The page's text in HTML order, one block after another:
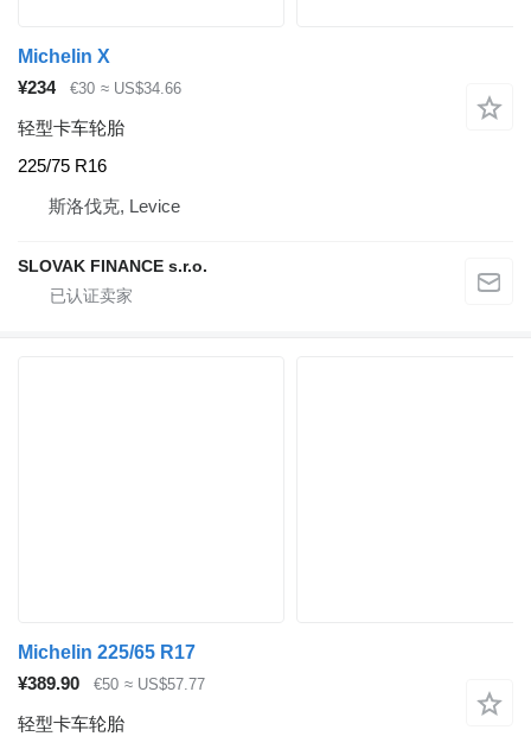
Michelin X
¥234
€30 ≈ US$34.66
轻型卡车轮胎
225/75 R16
斯洛伐克, Levice
SLOVAK FINANCE s.r.o.
Michelin 225/65 R17
¥389.90
€50 ≈ US$57.77
轻型卡车轮胎